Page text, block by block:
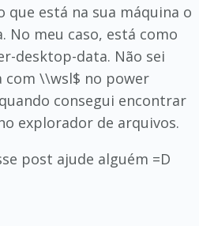
que está na sua máquina o
No meu caso, está como
desktop-data. Não sei
com \\wsl$ no power
consegui encontrar
explorador de arquivos.
post ajude alguém =D